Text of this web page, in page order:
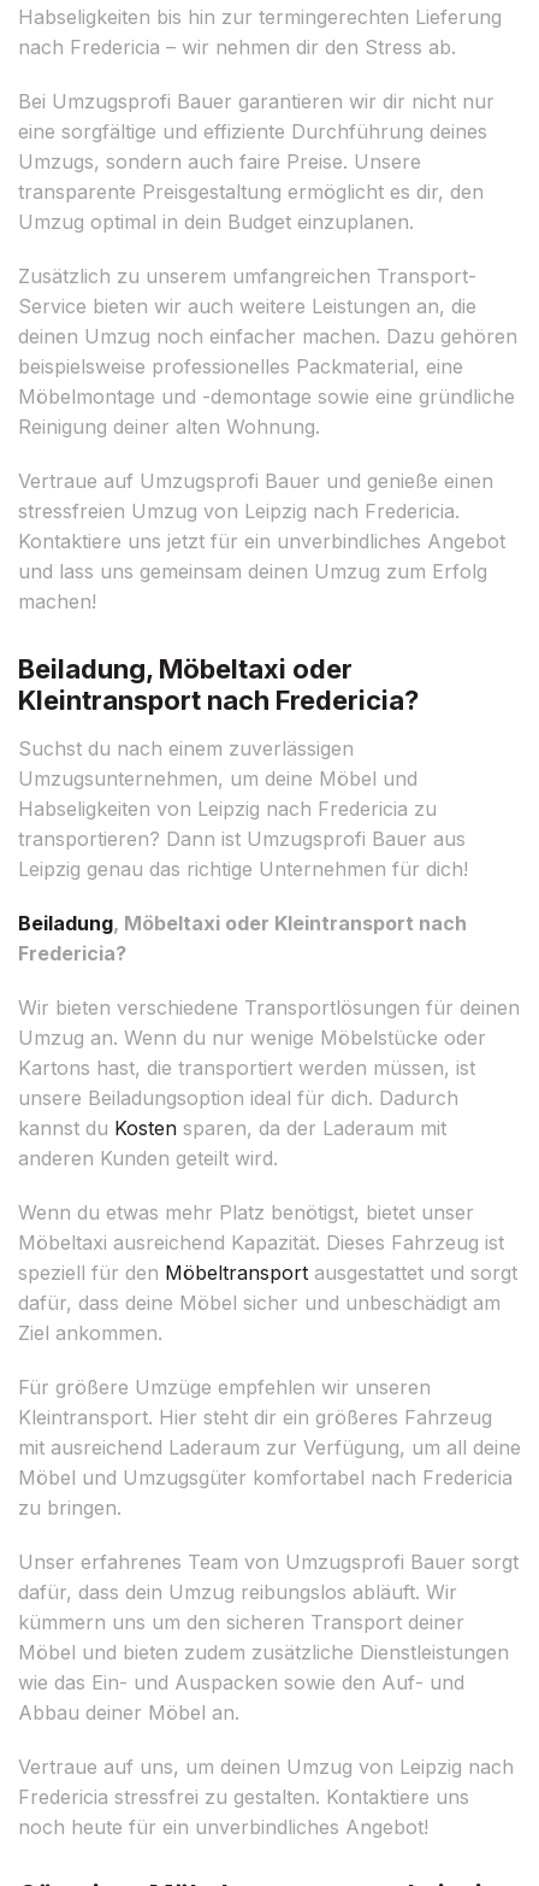
Habseligkeiten bis hin zur termingerechten Lieferung
nach Fredericia – wir nehmen dir den Stress ab.
Bei Umzugsprofi Bauer garantieren wir dir nicht nur
eine sorgfältige und effiziente Durchführung deines
Umzugs, sondern auch faire Preise. Unsere
transparente Preisgestaltung ermöglicht es dir, den
Umzug optimal in dein Budget einzuplanen.
Zusätzlich zu unserem umfangreichen Transport-
Service bieten wir auch weitere Leistungen an, die
deinen Umzug noch einfacher machen. Dazu gehören
beispielsweise professionelles Packmaterial, eine
Möbelmontage und -demontage sowie eine gründliche
Reinigung deiner alten Wohnung.
Vertraue auf Umzugsprofi Bauer und genieße einen
stressfreien Umzug von Leipzig nach Fredericia.
Kontaktiere uns jetzt für ein unverbindliches Angebot
und lass uns gemeinsam deinen Umzug zum Erfolg
machen!
Beiladung, Möbeltaxi oder
Kleintransport nach Fredericia?
Suchst du nach einem zuverlässigen
Umzugsunternehmen, um deine Möbel und
Habseligkeiten von Leipzig nach Fredericia zu
transportieren? Dann ist Umzugsprofi Bauer aus
Leipzig genau das richtige Unternehmen für dich!
Beiladung, Möbeltaxi oder Kleintransport nach
Fredericia?
Wir bieten verschiedene Transportlösungen für deinen
Umzug an. Wenn du nur wenige Möbelstücke oder
Kartons hast, die transportiert werden müssen, ist
unsere Beiladungsoption ideal für dich. Dadurch
kannst du Kosten sparen, da der Laderaum mit
anderen Kunden geteilt wird.
Wenn du etwas mehr Platz benötigst, bietet unser
Möbeltaxi ausreichend Kapazität. Dieses Fahrzeug ist
speziell für den Möbeltransport ausgestattet und sorgt
dafür, dass deine Möbel sicher und unbeschädigt am
Ziel ankommen.
Für größere Umzüge empfehlen wir unseren
Kleintransport. Hier steht dir ein größeres Fahrzeug
mit ausreichend Laderaum zur Verfügung, um all deine
Möbel und Umzugsgüter komfortabel nach Fredericia
zu bringen.
Unser erfahrenes Team von Umzugsprofi Bauer sorgt
dafür, dass dein Umzug reibungslos abläuft. Wir
kümmern uns um den sicheren Transport deiner
Möbel und bieten zudem zusätzliche Dienstleistungen
wie das Ein- und Auspacken sowie den Auf- und
Abbau deiner Möbel an.
Vertraue auf uns, um deinen Umzug von Leipzig nach
Fredericia stressfrei zu gestalten. Kontaktiere uns
noch heute für ein unverbindliches Angebot!